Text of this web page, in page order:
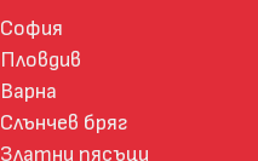
София
Пловдив
Варна
Слънчев бряг
Златни пясъци